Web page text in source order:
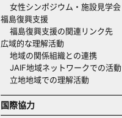
女性シンポジウム・施設見学会
福島復興支援
福島復興支援の関連リンク先
広域的な理解活動
地域の関係組織との連携
JAIF地域ネットワークでの活動
立地地域での理解活動
国際協力